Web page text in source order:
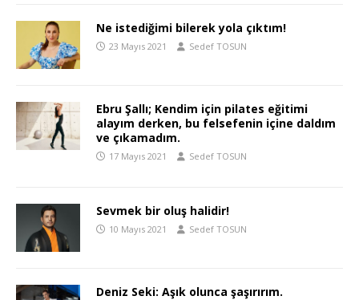
Ne istediğimi bilerek yola çıktım!
23 Mayıs 2021 Sedef TOSUN
Ebru Şallı; Kendim için pilates eğitimi
alayım derken, bu felsefenin içine daldım
ve çıkamadım.
17 Mayıs 2021 Sedef TOSUN
Sevmek bir oluş halidir!
10 Mayıs 2021 Sedef TOSUN
Deniz Seki: Aşık olunca şaşırırım.